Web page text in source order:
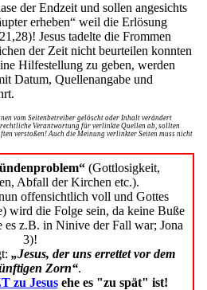
der Endzeit und sollen angesichts
erheben“ weil die Erlösung
Jesus tadelte die Frommen
der Zeit nicht beurteilen konnten
Hilfestellung zu geben, werden
Datum, Quellenangabe und
vom Seitenbetreiber gelöscht oder Inhalt verändert
Verantwortung für verlinkte Quellen ab, sollten
verstoßen! Auch die Meinung verlinkter Seiten muss nicht
(Gottlosigkeit,
Abfall der Kirchen etc.).
offensichtlich voll und Gottes
wird die Folge sein, da keine Buße
z.B. in Ninive der Fall war; Jona
3)!
„Jesus, der uns errettet vor dem
Zorn“.
zu Jesusehe es "zu spät" ist!